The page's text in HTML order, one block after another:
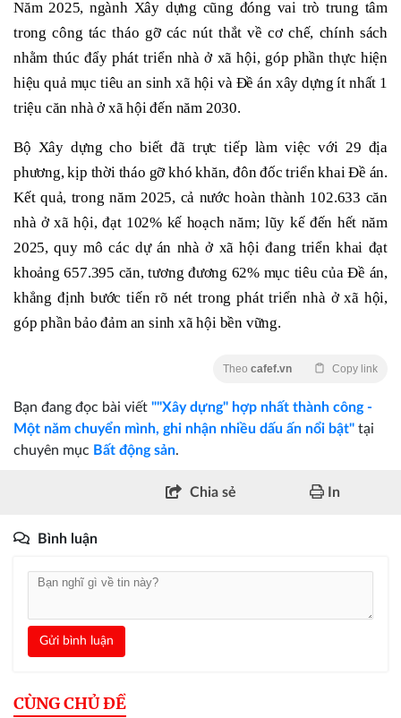
Năm 2025, ngành Xây dựng cũng đóng vai trò trung tâm
trong công tác tháo gỡ các nút thắt về cơ chế, chính sách
nhằm thúc đẩy phát triển nhà ở xã hội, góp phần thực hiện
hiệu quả mục tiêu an sinh xã hội và Đề án xây dựng ít nhất 1
triệu căn nhà ở xã hội đến năm 2030.
Bộ Xây dựng cho biết đã trực tiếp làm việc với 29 địa
phương, kịp thời tháo gỡ khó khăn, đôn đốc triển khai Đề án.
Kết quả, trong năm 2025, cả nước hoàn thành 102.633 căn
nhà ở xã hội, đạt 102% kế hoạch năm; lũy kế đến hết năm
2025, quy mô các dự án nhà ở xã hội đang triển khai đạt
khoảng 657.395 căn, tương đương 62% mục tiêu của Đề án,
khẳng định bước tiến rõ nét trong phát triển nhà ở xã hội,
góp phần bảo đảm an sinh xã hội bền vững.
Theo cafef.vn Copy link
Bạn đang đọc bài viết ""Xây dựng" hợp nhất thành công -
Một năm chuyển mình, ghi nhận nhiều dấu ấn nổi bật" tại
chuyên mục Bất động sản.
Chia sẻ In
Bình luận
Gửi bình luận
CÙNG CHỦ ĐỀ